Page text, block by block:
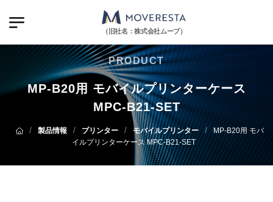
（旧社名：株式会社ムーブ）
PRODUCT
MP-B20用 モバイルプリンターケース
MPC-B21-SET
/ 製品情報 / プリンター / モバイルプリンター /
MP-B20用 モバ
イルプリンターケース MPC-B21-SET